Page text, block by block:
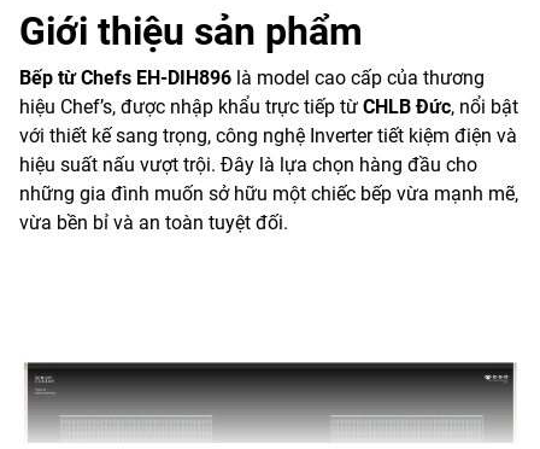
Giới thiệu sản phẩm
Bếp từ Chefs EH-DIH896 là model cao cấp của thương
hiệu Chef’s, được nhập khẩu trực tiếp từ CHLB Đức, nổi bật
với thiết kế sang trọng, công nghệ Inverter tiết kiệm điện và
hiệu suất nấu vượt trội. Đây là lựa chọn hàng đầu cho
những gia đình muốn sở hữu một chiếc bếp vừa mạnh mẽ,
vừa bền bỉ và an toàn tuyệt đối.